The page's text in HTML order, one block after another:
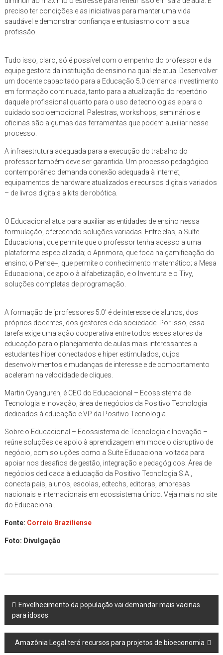
preciso ter condições e as iniciativas para manter uma vida
saudável e demonstrar confiança e entusiasmo com a sua
profissão.
Tudo isso, claro, só é possível com o empenho do professor e da
equipe gestora da instituição de ensino na qual ele atua. Desenvolver
um docente capacitado para a Educação 5.0 demanda investimento
em formação continuada, tanto para a atualização do repertório
daquele profissional quanto para o uso de tecnologias e para o
cuidado socioemocional. Palestras, workshops, seminários e
oficinas são algumas das ferramentas que podem auxiliar nesse
processo.
A infraestrutura adequada para a execução do trabalho do
professor também deve ser garantida. Um processo pedagógico
contemporâneo demanda conexão adequada à internet,
equipamentos de hardware atualizados e recursos digitais variados
– de livros digitais a kits de robótica.
O Educacional atua para auxiliar as entidades de ensino nessa
formulação, oferecendo soluções variadas. Entre elas, a Suíte
Educacional, que permite que o professor tenha acesso a uma
plataforma especializada; o Aprimora, que foca na gamificação do
ensino; o Pense+, que permite o conhecimento matemático; a Mesa
Educacional, de apoio à alfabetização, e o Inventura e o Tivy,
soluções completas de programação.
A formação de ‘professores 5.0’ é de interesse de alunos, dos
próprios docentes, dos gestores e da sociedade. Por isso, essa
tarefa exige uma ação cooperativa entre todos esses atores da
educação para o planejamento de aulas mais interessantes a
estudantes hiper conectados e hiper estimulados, cujos
desenvolvimentos e mudanças de interesse e de comportamento
aceleram na velocidade de cliques.
Martin Oyanguren, é CEO do Educacional – Ecossistema de
Tecnologia e Inovação, área de negócios da Positivo Tecnologia
dedicados à educação e VP da Positivo Tecnologia.
Sobre o Educacional – Ecossistema de Tecnologia e Inovação –
reúne soluções de apoio à aprendizagem em modelo disruptivo de
negócio, com soluções como a Suíte Educacional voltada para
apoiar nos desafios de gestão, integração e pedagógicos. Área de
negócios dedicada à educação da Positivo Tecnologia S.A.,
conecta pais, alunos, escolas, edtechs, editoras, empresas
nacionais e internacionais em ecossistema único. Veja mais no site
do Educacional.
Fonte: Correio Braziliense
Foto: Divulgação
Post
navigation
Envelhecimento da população vai demandar mais vacinas
para idosos
Amazônia Legal terá recursos para projetos de bioeconomia